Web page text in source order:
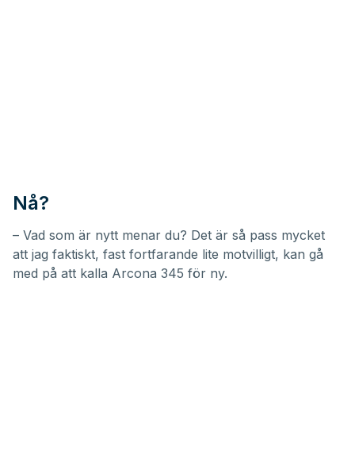
Nå?
– Vad som är nytt menar du? Det är så pass mycket
att jag faktiskt, fast fortfarande lite motvilligt, kan gå
med på att kalla Arcona 345 för ny.